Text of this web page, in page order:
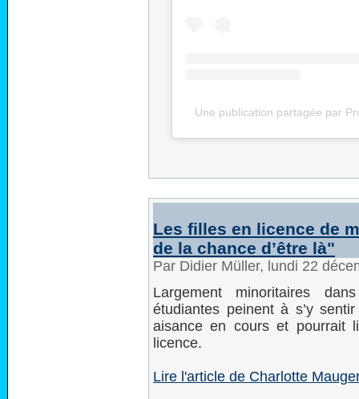
Une publication partagée par
Les filles en licence de
de la chance d’être là"
Par Didier Müller, lundi 22
Largement minoritaires
étudiantes peinent à s’y
aisance en cours et pourrait
licence.
Lire l'article de Charlotte